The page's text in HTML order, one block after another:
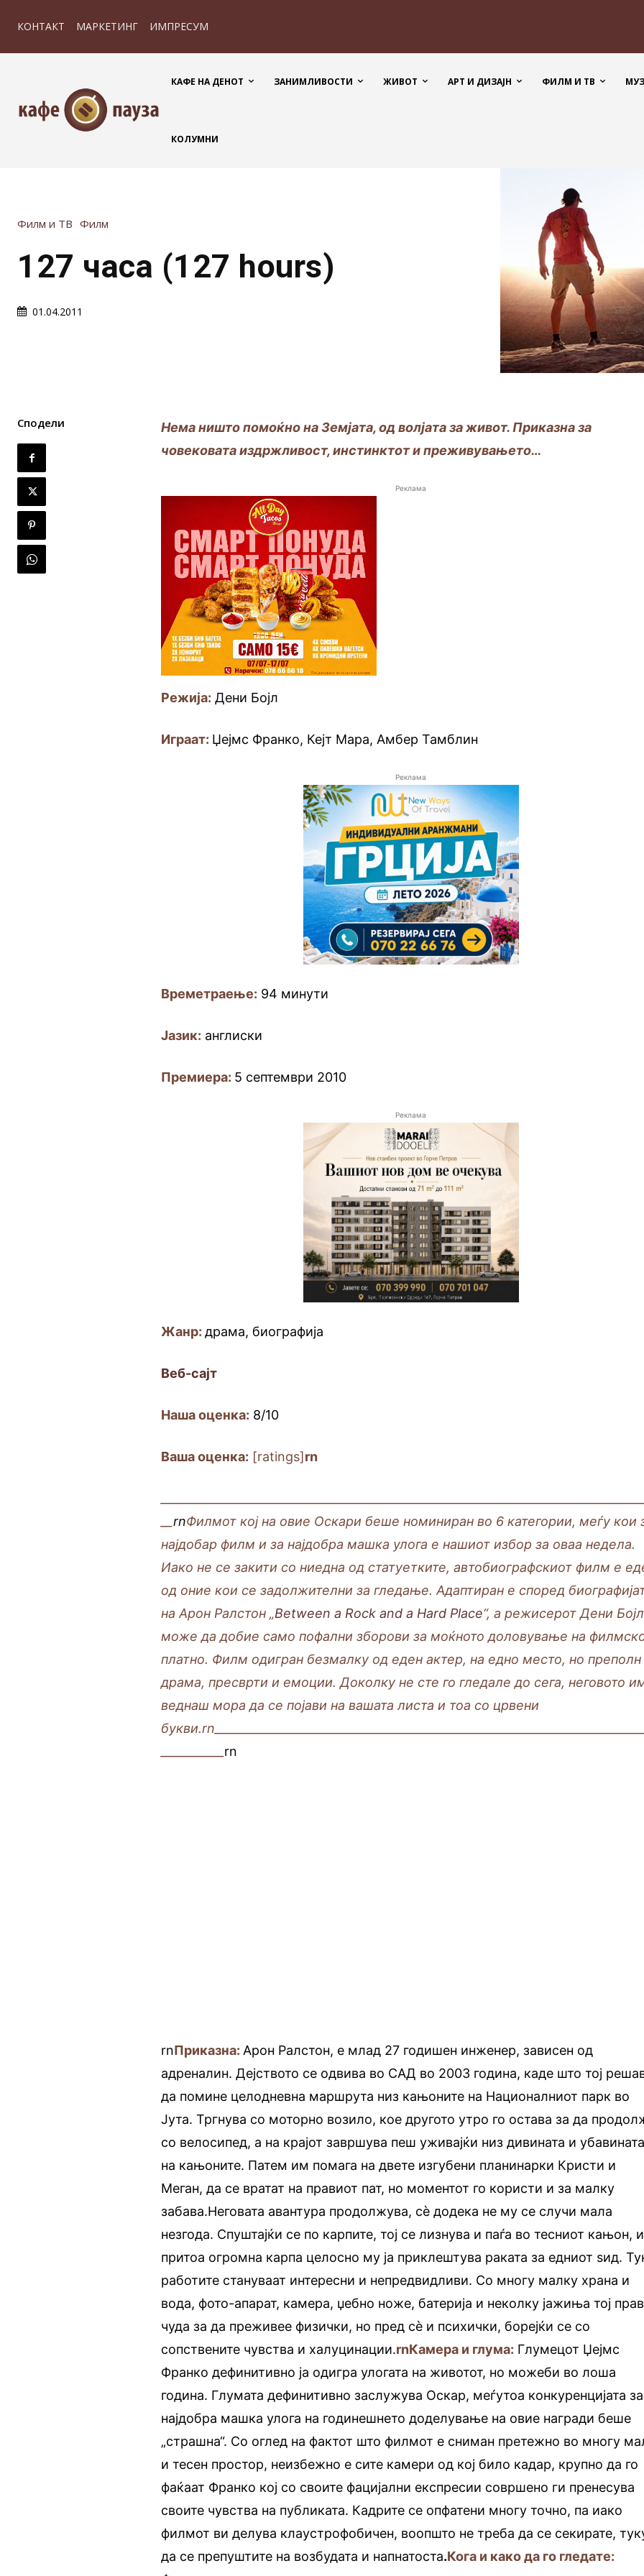
КОНТАКТ МАРКЕТИНГ ИМПРЕСУМ
КАФЕ НА ДЕНОТ ЗАНИМЛИВОСТИ ЖИВОТ АРТ И ДИЗАЈН ФИЛМ И ТВ
КОЛУМНИ
Филм и ТВ Филм
127 часа (127 hours)
01.04.2011
Сподели
Нема ништо помоќно на Земјата, од волјата за живот. Приказна за
човековата издржливост, инстинктот и преживувањето…
Реклама
Режија: Дени Бојл
Играат: Џејмс Франко, Кејт Мара, Амбер Тамблин
Реклама
Времетраење: 94 минути
Јазик: англиски
Премиера: 5 септември 2010
Реклама
Жанр: драма, биографија
Веб-сaјт
Наша оценка: 8/10
Ваша оценка: [ratings]rn
__rnФилмот кој на овие Оскари беше номиниран во 6 категории, меѓу кои
најдобар филм и за најдобра машка улога е нашиот избор за оваа недела.
Иако не се закити со ниедна од статуетките, автобиографскиот филм е
од оние кои се задолжителни за гледање. Адаптиран е според
на Арон Ралстон „Between a Rock and a Hard Place“, а режисерот Дени Бојл
може да добие само пофални зборови за моќното доловување на
платно. Филм одигран безмалку од еден актер, на едно место, но преполн
драма, пресврти и емоции. Доколку не сте го гледале до сега, неговото
веднаш мора да се појави на вашата листа и тоа со црвени
букви.rn
rn
rnПриказна:Арон Ралстон, е млад 27 годишен инженер, зависен од
адреналин. Дејството се одвива во САД во 2003 година, каде што тој
да помине целодневна маршрута низ кањоните на Националниот парк во
Јута. Тргнува со моторно возило, кое другото утро го остава за да
со велосипед, а на крајот завршува пеш уживајќи низ дивината и убавината
на кањоните. Патем им помага на двете изгубени планинарки Кристи и
Меган, да се вратат на правиот пат, но моментот го користи и за малку
забава.Неговата авантура продолжува, сè додека не му се случи мала
незгода. Спуштајќи се по карпите, тој се лизнува и паѓа во тесниот кањон, и
притоа огромна карпа целосно му ја приклештува раката за едниот ѕид.
работите стануваат интересни и непредвидливи. Со многу малку храна и
вода, фото-апарат, камера, џебно ноже, батерија и неколку јажиња тој
чуда за да преживее физички, но пред сè и психички, борејќи се со
сопствените чувства и халуцинации.rnКамера и глума: Глумецот Џејмс
Франко дефинитивно ја одигра улогата на животот, но можеби во лоша
година. Глумата дефинитивно заслужува Oскар, меѓутоа конкуренцијата за
најдобра машка улога на годинешнето доделување на овие награди беше
„страшна“. Со оглед на фактот што филмот е сниман претежно во многу
и тесен простор, неизбежно е сите камери од кој било кадар, крупно да го
фаќаат Франко кој со своите фацијални експресии совршено ги пренесува
своите чувства на публиката. Кадрите се опфатени многу точно, па иако
филмот ви делува клаустрофобичен, воопшто не треба да се секирате,
да се препуштите на возбудата и напнатоста.Кога и како да го гледате: